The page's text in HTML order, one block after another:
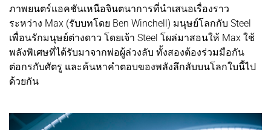
ภาพยนตร์แอคชันเหนือจินตนาการที่นำเสนอเรื่องราว
ระหว่าง Max (รับบทโดย Ben Winchell) มนุษย์โลกกับ Steel
เพื่อนรักมนุษย์ต่างดาว โดยเจ้า Steel โผล่มาสอนให้ Max ใช้
พลังพิเศษที่ได้รับมาจากพ่อผู้ล่วงลับ ทั้งสองต้องร่วมมือกัน
ต่อกรกับศัตรู และค้นหาคำตอบของพลังลึกลับบนโลกใบนี้ไป
ด้วยกัน